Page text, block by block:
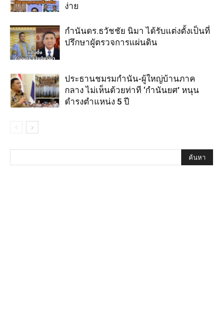
ง่าย
กำนันดร.ธวัชชัย นิมา ได้รับแต่งตั้งเป็นที่
ปรึกษาผูัตรวจการแผ่นดิน
ประธานชมรมกำนัน-ผู้ใหญ่บ้านภาค
กลาง ไม่เห็นด้วยท่าที ‘กำนันยศ’ หนุน
ดำรงตำแหน่ง 5 ปี